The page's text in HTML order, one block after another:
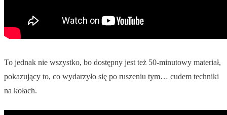
To jednak nie wszystko, bo dostępny jest też 50-minutowy materiał,
pokazujący to, co wydarzyło się po ruszeniu tym… cudem techniki
na kołach.